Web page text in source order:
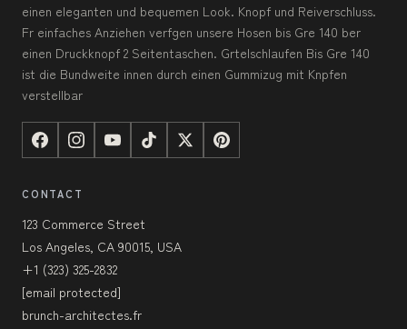
einen eleganten und bequemen Look. Knopf und Reiverschluss.
Fr einfaches Anziehen verfgen unsere Hosen bis Gre 140 ber
einen Druckknopf 2 Seitentaschen. Grtelschlaufen Bis Gre 140
ist die Bundweite innen durch einen Gummizug mit Knpfen
verstellbar
CONTACT
123 Commerce Street
Los Angeles, CA 90015, USA
+1 (323) 325-2832
[email protected]
brunch-architectes.fr